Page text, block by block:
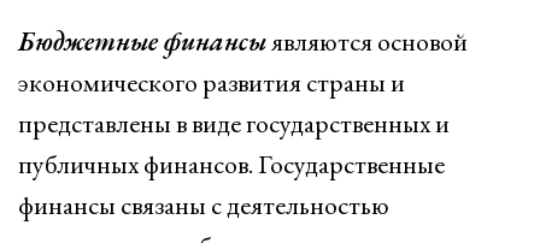
Бюджетные финансыявляются основой
экономического развития страны и
представлены в виде государственных и
публичных финансов. Государственные
финансы связаны с деятельностью